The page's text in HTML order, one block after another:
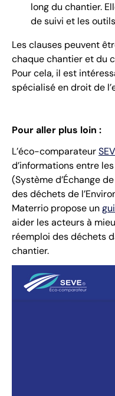
long du chantier.
de suivi et les
Les clauses peuvent
chaque chantier et du
Pour cela, il est
spécialisé en droit de
Pour aller plus loin :
L’éco-comparateur
d’informations entre
(Système d’Échange
des déchets de
Materrio propose un
aider les acteurs à
réemploi des déchets
chantier.